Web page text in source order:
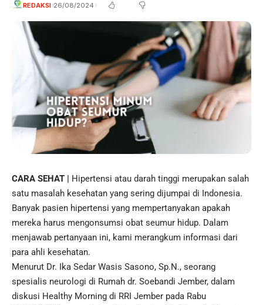
REDAKSI 26/08/2024
CARA SEHAT | Hipertensi atau darah tinggi merupakan salah
satu masalah kesehatan yang sering dijumpai di Indonesia.
Banyak pasien hipertensi yang mempertanyakan apakah
mereka harus mengonsumsi obat seumur hidup. Dalam
menjawab pertanyaan ini, kami merangkum informasi dari
para ahli kesehatan.
Menurut Dr. Ika Sedar Wasis Sasono, Sp.N., seorang
spesialis neurologi di Rumah dr. Soebandi Jember, dalam
diskusi Healthy Morning di RRI Jember pada Rabu